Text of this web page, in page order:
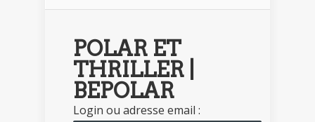
POLAR ET
THRILLER |
BEPOLAR
Login ou adresse email :